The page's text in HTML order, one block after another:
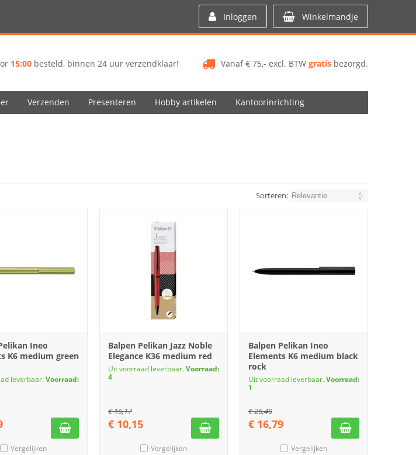
Inloggen Winkelmandje
Vanaf € 75,- excl. BTW gratis bezorgd.
15:00 besteld, binnen 24 uur verzendklaar!
Verzenden Presenteren Hobby artikelen Kantoorinrichting
Sorteren:
Ineo
K6 medium green
leverbaar.Voorraad:
Vergelijken
Balpen Pelikan Jazz Noble
Elegance K36 medium red
Uit voorraad leverbaar.Voorraad:
4
€16,17
€ 10,15
Vergelijken
Balpen Pelikan Ineo
Elements K6 medium black
rock
Uit voorraad leverbaar.Voorraad:
1
€26,40
€ 16,79
Vergelijken